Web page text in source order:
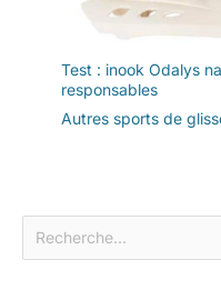
Test : inook Odalys
responsables
Autres sports de